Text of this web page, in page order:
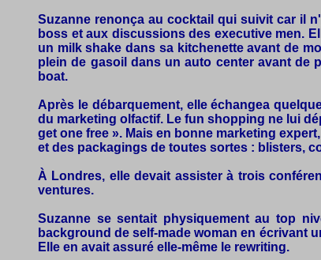
Suzanne renonça au cocktail qui suivit car il
boss et aux discussions des executive men.
un milk shake dans sa kitchenette avant de
plein de gasoil dans un auto center avant de
boat.
Après le débarquement, elle échangea
du marketing olfactif. Le fun shopping ne lui
get one free ». Mais en bonne marketing
et des packagings de toutes sortes : blisters,
À Londres, elle devait assister à trois
ventures.
Suzanne se sentait physiquement au top
background de self-made woman en écrivant
Elle en avait assuré elle-même le rewriting.